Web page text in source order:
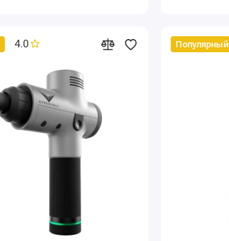
4.0 Популярный